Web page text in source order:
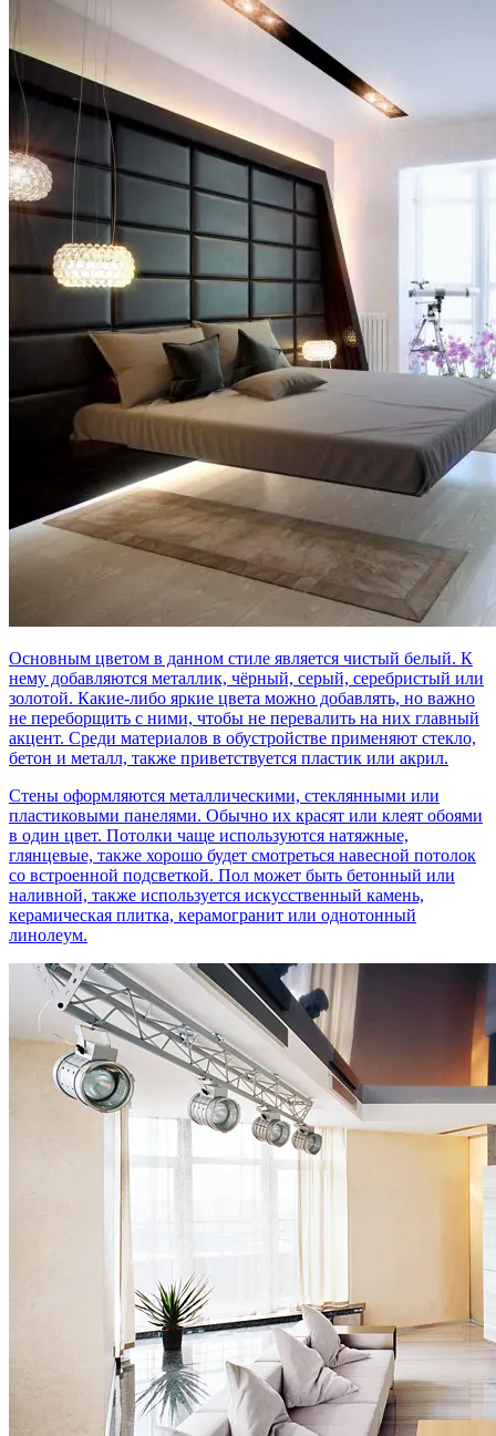
Основным цветом в данном стиле является чистый белый. К
нему добавляются металлик, чёрный, серый, серебристый или
золотой. Какие-либо яркие цвета можно добавлять, но важно
не переборщить с ними, чтобы не перевалить на них главный
акцент. Среди материалов в обустройстве применяют стекло,
бетон и металл, также приветствуется пластик или акрил.
Стены оформляются металлическими, стеклянными или
пластиковыми панелями. Обычно их красят или клеят обоями
в один цвет. Потолки чаще используются натяжные,
глянцевые, также хорошо будет смотреться навесной потолок
со встроенной подсветкой. Пол может быть бетонный или
наливной, также используется искусственный камень,
керамическая плитка, керамогранит или однотонный
линолеум.